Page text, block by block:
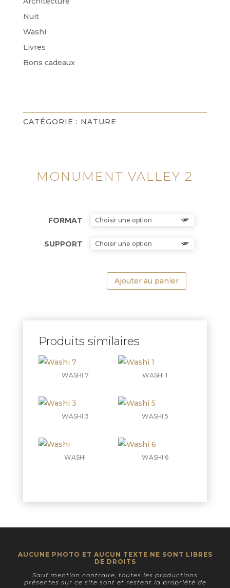
Nuit
Washi
Livres
Bons cadeaux
CATÉGORIE : NATURE
MONUMENT VALLEY 2
FORMAT
SUPPORT
Ajouter au panier
Produits similaires
WASHI 7 WASHI 1
WASHI 3 WASHI 5
WASHI WASHI 6
AUCUNE PHOTO ET AUCUN TEXTE NE SONT LIBRES
DE DROITS
Sauf mention contraire, toutes les productions
présentes sur ce site sont et restent la propriété de